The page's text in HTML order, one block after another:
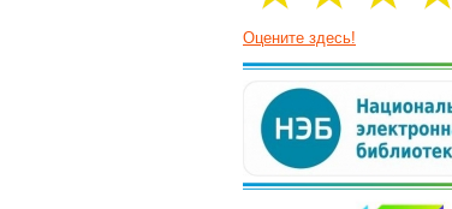
Оцените здесь!